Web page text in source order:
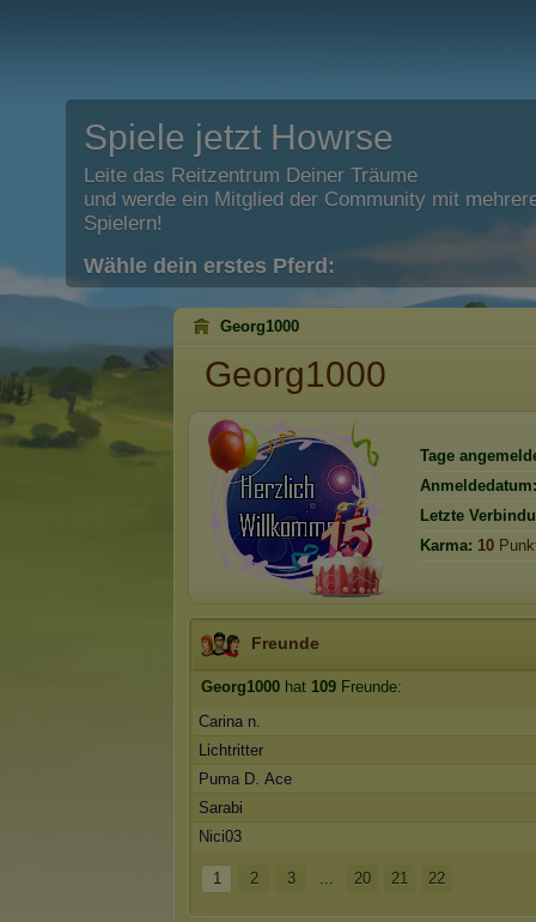
Spiele jetzt Howrse
Leite das Reitzentrum Deiner Träume
und werde ein Mitglied der Community mit
Spielern!
Wähle dein erstes Pferd:
Georg1000
Georg1000
Tage
Anmeldedatum:
Letzte
Karma: 10
Freunde
Georg1000 hat 109 Freunde:
Carina n.
Lichtritter
Puma D. Ace
Sarabi
Nici03
1 2 3 ... 20 21 22